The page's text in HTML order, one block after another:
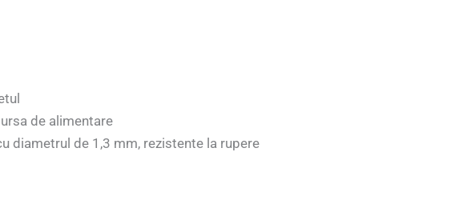
de alimentare
diametrul de 1,3 mm, rezistente la rupere